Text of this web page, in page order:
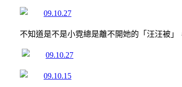
不知道是不是小霓總是離不開她的「汪汪被